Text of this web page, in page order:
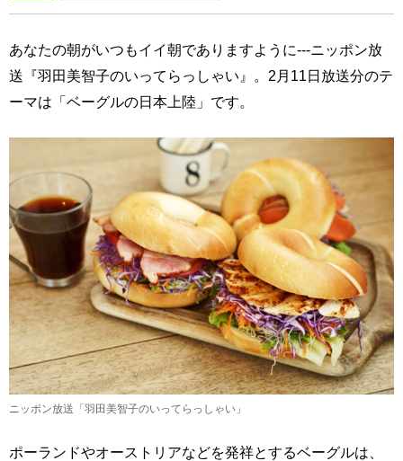
あなたの朝がいつもイイ朝でありますように---ニッポン放
送『羽田美智子のいってらっしゃい』。2月11日放送分のテ
ーマは「ベーグルの日本上陸」です。
ニッポン放送「羽田美智子のいってらっしゃい」
ポーランドやオーストリアなどを発祥とするベーグルは、